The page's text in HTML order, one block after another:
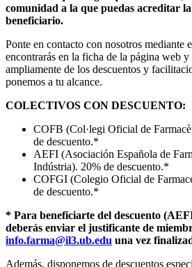
comunidad a la que puedas acreditar
beneficiario.
Ponte en contacto con nosotros mediante
encontrarás en la ficha de la página web
ampliamente de los descuentos y
ponemos a tu alcance.
COLECTIVOS CON DESCUENTO:
COFB (Col·legi Oficial de
de descuento.*
AEFI (Asociación Española de
Indústria). 20% de descuento.*
COFGI (Colegio Oficial de
de descuento.*
* Para beneficiarte del descuento
deberás enviar el justificante de
info.farma@il3.ub.edu una vez
Además, disponemos de descuentos